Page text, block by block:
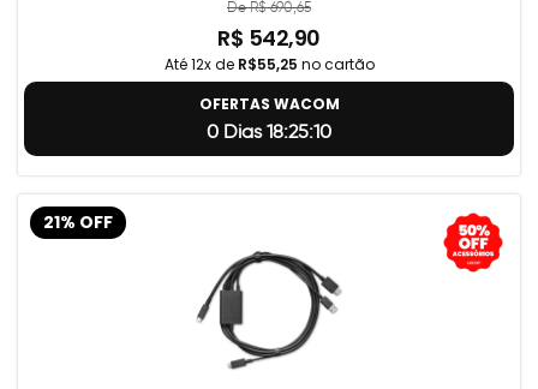
De R$ 690,65
R$ 542,90
Até 12x de R$55,25 no cartão
OFERTAS WACOM
0 Dias 18:25:9
21% OFF